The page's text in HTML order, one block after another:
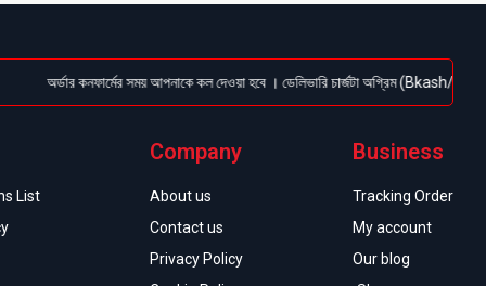
অর্ডার কনফার্মের সময় আপনাকে কল দেওয়া হবে । ডেলিভারি চার্জটা অগ্রিম (Bkash/Nagad:
List
Company
About us
Contact us
Privacy Policy
Business
Tracking Order
My account
Our blog